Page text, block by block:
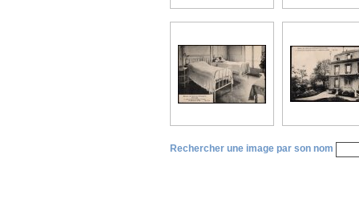
Rechercher une image par son nom